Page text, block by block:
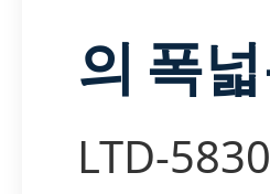
의 폭
LTD-